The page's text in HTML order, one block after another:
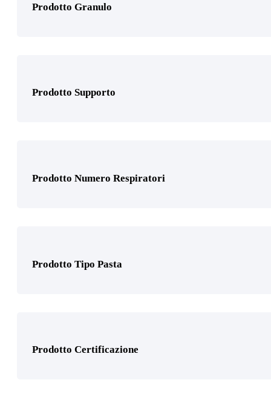
Prodotto Granulo
Prodotto Supporto
Prodotto Numero Respiratori
Prodotto Tipo Pasta
Prodotto Certificazione